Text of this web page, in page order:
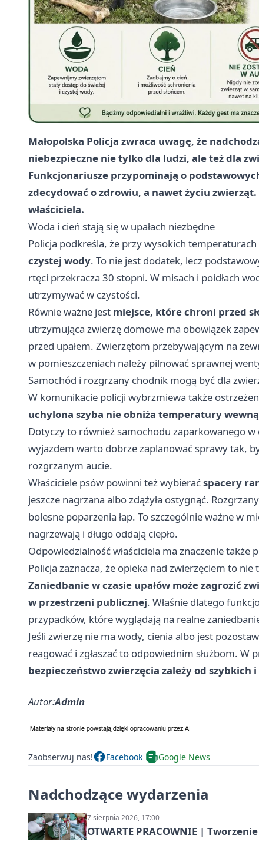
Małopolska Policja zwraca uwagę, że
niebezpieczne nie tylko dla ludzi, ale też dla
Funkcjonariusze przypominają o
zdecydować o zdrowiu, a nawet życiu
właściciela.
Woda i cień stają się w upałach niezbędne
Policja podkreśla, że przy wysokich
czystej wody. To nie jest dodatek, lecz
rtęci przekracza 30 stopni. W misach i poidłach
utrzymywać w czystości.
Równie ważne jest miejsce, które chroni przed
utrzymująca zwierzę domowe ma obowiązek
przed upałem. Zwierzętom przebywającym na
w pomieszczeniach należy pilnować sprawnej
Samochód i rozgrzany chodnik mogą być dla
W komunikacie policji wybrzmiewa także
uchylona szyba nie obniża temperatury
Dotyczy to również samochodu zaparkowanego
wyjazdem warto dobrze zaplanować sprawy tak,
rozgrzanym aucie.
Właściciele psów powinni też wybieraćspacery
jeszcze nagrzana albo zdążyła ostygnąć.
bolesne poparzenia łap. To szczególnie ważne w
nagrzewają i długo oddają ciepło.
Odpowiedzialność właściciela ma znaczenie także
Policja zaznacza, że opieka nad zwierzęciem to
Zaniedbanie w czasie upałów może zagrozić
w przestrzeni publicznej. Właśnie dlatego
przypadków, które wyglądają na realne
Jeśli zwierzę nie ma wody, cienia albo jest
reagować i zgłaszać to odpowiednim służbom. W
bezpieczeństwo zwierzęcia zależy od szybkich
Autor:Admin
Zaobserwuj nas! Facebook Google News
Nadchodzące wydarzenia
7 sierpnia 2026, 17:00
OTWARTE PRACOWNIE |